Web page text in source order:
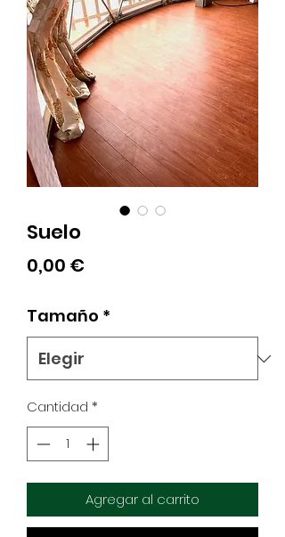
Suelo
0,00 €Precio
Tamaño *
Cantidad *
Agregar al carrito